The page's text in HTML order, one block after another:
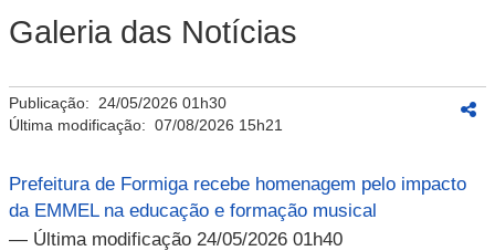
Galeria das Notícias
Publicação: 24/05/2026 01h30
Última modificação: 07/08/2026 15h21
Prefeitura de Formiga recebe homenagem pelo impacto
da EMMEL na educação e formação musical
— Última modificação 24/05/2026 01h40